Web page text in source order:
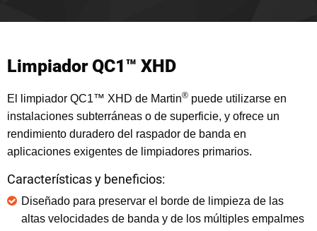
Limpiador QC1™ XHD
El limpiador QC1™ XHD de Martin® puede utilizarse en
instalaciones subterráneas o de superficie, y ofrece un
rendimiento duradero del raspador de banda en
aplicaciones exigentes de limpiadores primarios.
Características y beneficios:
Diseñado para preservar el borde de limpieza de las
altas velocidades de banda y de los múltiples empalmes